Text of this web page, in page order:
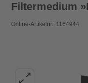
Filtermedium
Online-Artikelnr.: 1164944